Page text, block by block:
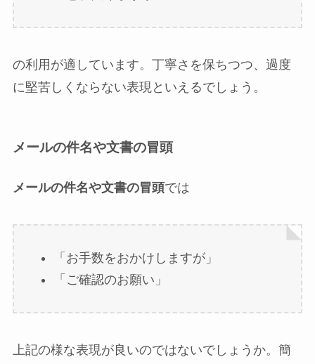
の利用が適しています。丁寧さを保ちつつ、過度
に堅苦しくならない表現といえるでしょう。
メールの件名や文書の冒頭
メールの件名や文書の冒頭では
「お手数をおかけしますが」
「ご確認のお願い」
上記の様な表現が良いのではないでしょうか。簡